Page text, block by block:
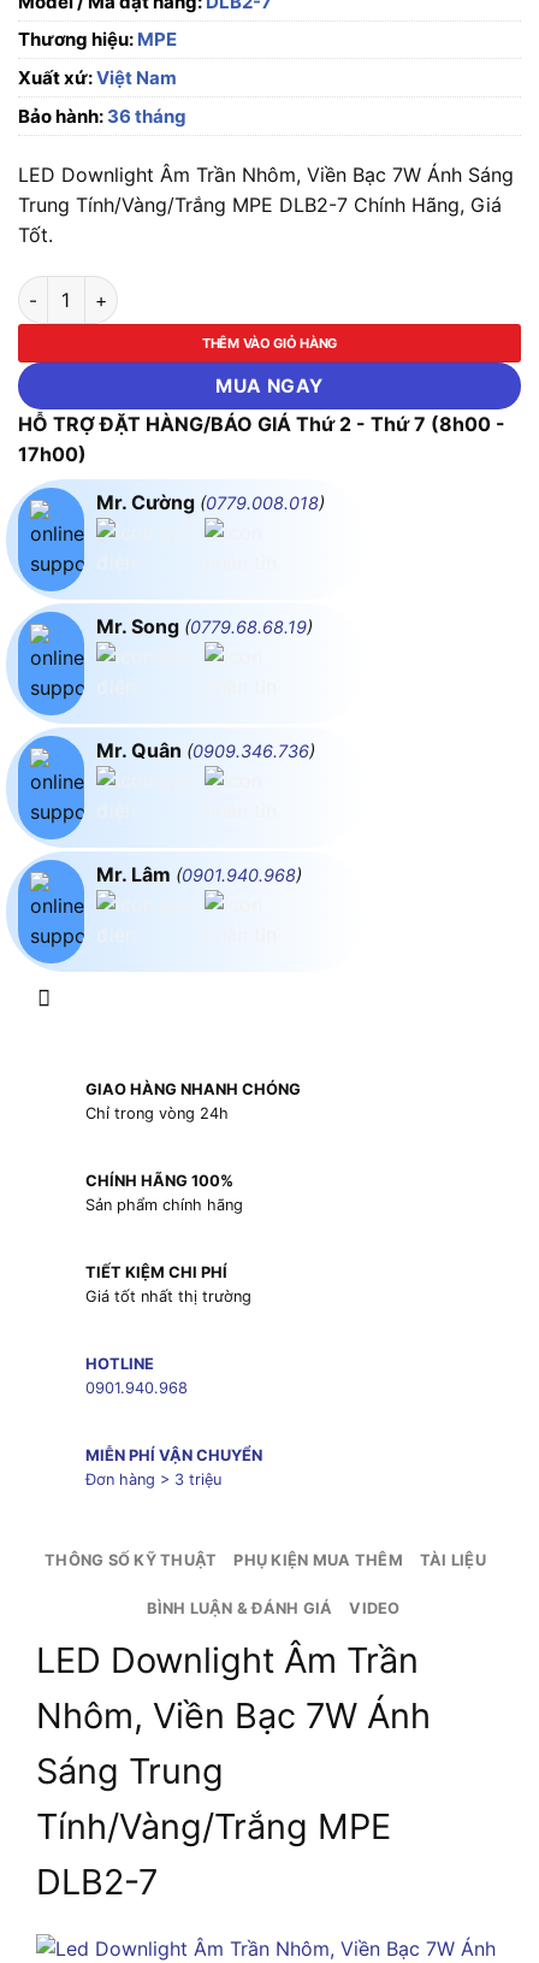
Thương hiệu: MPE
Xuất xứ:Việt Nam
Bảo hành: 36 tháng
LED Downlight Âm Trần Nhôm, Viền Bạc 7W Ánh Sáng
Trung Tính/Vàng/Trắng MPE DLB2-7 Chính Hãng, Giá
Tốt.
LED Downlight Âm Trần Nhôm, Viền Bạc 7W Ánh Sáng Trung
THÊM VÀO GIỎ HÀNG
MUA NGAY
HỖ TRỢ ĐẶT HÀNG/BÁO GIÁ Thứ 2 - Thứ 7 (8h00 -
17h00)
Mr. Cường (0779.008.018)
Mr. Song (0779.68.68.19)
Mr. Quân (0909.346.736)
Mr. Lâm (0901.940.968)
GIAO HÀNG NHANH CHÓNG
Chỉ trong vòng 24h
CHÍNH HÃNG 100%
Sản phẩm chính hãng
TIẾT KIỆM CHI PHÍ
Giá tốt nhất thị trường
HOTLINE
0901.940.968
MIỄN PHÍ VẬN CHUYỂN
Đơn hàng > 3 triệu
THÔNG SỐ KỸ THUẬT PHỤ KIỆN MUA THÊM TÀI LIỆU
BÌNH LUẬN & ĐÁNH GIÁ VIDEO
LED Downlight Âm Trần
Nhôm, Viền Bạc 7W Ánh
Sáng Trung
Tính/Vàng/Trắng MPE
DLB2-7